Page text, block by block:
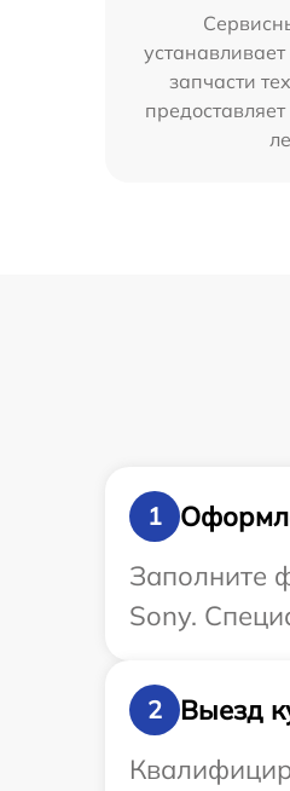
запчасти
1
Заполните
Sony.
2
Выезд